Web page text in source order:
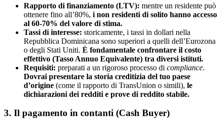
Rapporto di finanziamento (LTV): mentre un residente può
ottenere fino all’80%, i non residenti di solito hanno accesso
al 60-70% del valore di stima.
Tassi di interesse: storicamente, i tassi in dollari nella
Repubblica Dominicana sono superiori a quelli dell’Eurozona
o degli Stati Uniti. È fondamentale confrontare il costo
effettivo (Tasso Annuo Equivalente) tra diversi istituti.
Requisiti: preparati a un rigoroso processo di compliance.
Dovrai presentare la storia creditizia del tuo paese
d’origine (come il rapporto di TransUnion o simili), le
dichiarazioni dei redditi e prove di reddito stabile.
3. Il pagamento in contanti (Cash Buyer)